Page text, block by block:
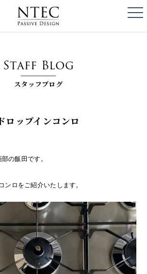
Staff Blog
スタッフブログ
ロップインコンロ
の飯田です。
ンロをご紹介いたします。